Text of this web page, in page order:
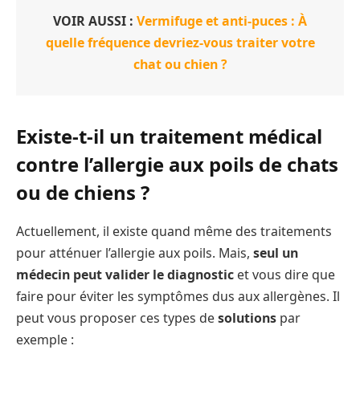
VOIR AUSSI : Vermifuge et anti-puces : À
quelle fréquence devriez-vous traiter votre
chat ou chien ?
Existe-t-il un traitement médical
contre l’allergie aux poils de chats
ou de chiens ?
Actuellement, il existe quand même des traitements
pour atténuer l’allergie aux poils. Mais, seul un
médecin peut valider le diagnostic et vous dire que
faire pour éviter les symptômes dus aux allergènes. Il
peut vous proposer ces types desolutions par
exemple :